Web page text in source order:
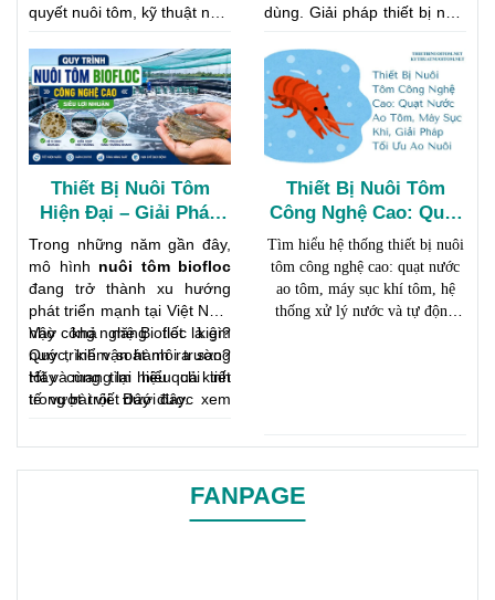
quyết nuôi tôm, kỹ thuật nuôi
giống, quản lý ao, phòng
bệnh đến thu hoạch đạt
năng suất cao.
dùng. Giải pháp thiết bị nuôi
chảy và nâng cao hiệu quả
nuôi trồng thủy sản
Thiết Bị Nuôi Tôm
Hiện Đại – Giải Pháp
Tăng Năng Suất Và
Giảm Rủi Ro Trong
Nuôi Tôm
Trong những năm gần đây,
mô hình nuôi tôm biofloc
đang trở thành xu hướng
phát triển mạnh tại Việt Nam
nhờ khả năng tiết kiệm
nước, kiểm soát môi trường
tốt và mang lại hiệu quả kinh
tế vượt trội. Đây được xem
hìnhnuôi tôm siêu thâm
canhhiện đại, đặc biệt trong
bối cảnh dịch bệnh và ô
nhiễm môi trường ngày càng
Vậy công nghệ Biofloc là gì?
Quy trình vận hành ra sao?
Hãy cùng tìm hiểu chi tiết
trong bài viết dưới đây.
Thiết Bị Nuôi Tôm
Công Nghệ Cao: Quạt
Nước Ao Tôm, Máy
Sục Khí, Giải Pháp Tối
Ưu Ao Nuôi
Tìm hiểu hệ thống thiết bị nuôi
tôm công nghệ cao: quạt nước
ao tôm, máy sục khí tôm, hệ
thống xử lý nước và tự động
FANPAGE